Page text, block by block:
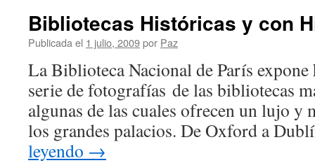
Bibliotecas Históricas y con
Publicada el 1 julio, 2009por Paz
La Biblioteca Nacional de París
serie de fotografías de las bibliotecas
algunas de las cuales ofrecen un lujo y
los grandes palacios. De Oxford a
leyendo →